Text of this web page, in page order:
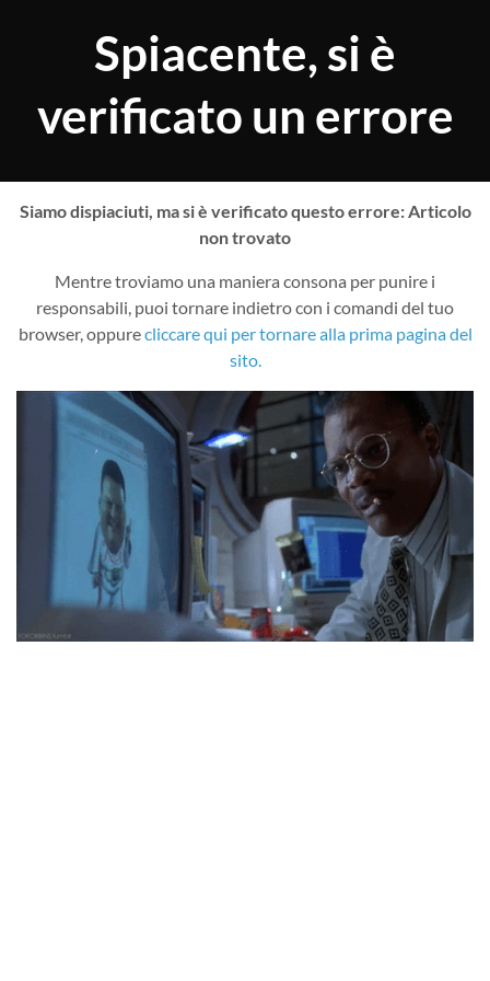
Spiacente, si è
verificato un errore
Siamo dispiaciuti, ma si è verificato questo errore: Articolo
non trovato
Mentre troviamo una maniera consona per punire i
responsabili, puoi tornare indietro con i comandi del tuo
browser, oppurecliccare qui per tornare alla prima pagina del
sito.